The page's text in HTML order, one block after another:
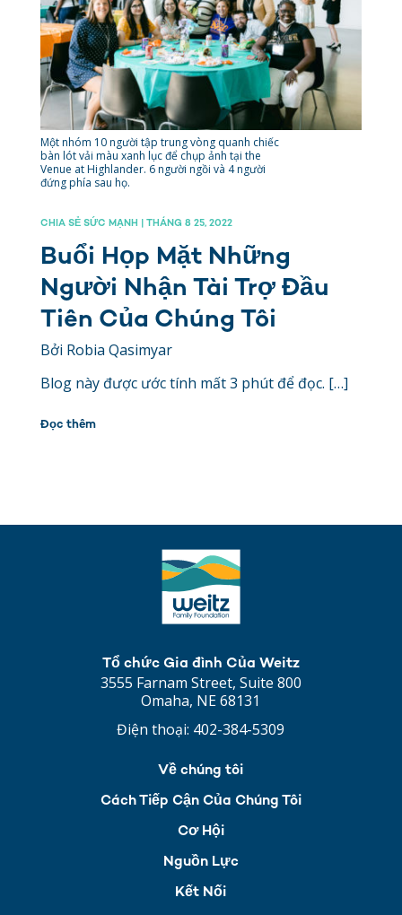
Một nhóm 10 người tập trung vòng quanh chiếc
bàn lót vải màu xanh lục để chụp ảnh tại the
Venue at Highlander. 6 người ngồi và 4 người
đứng phía sau họ.
CHIA SẺ SỨC MẠNH | THÁNG 8 25, 2022
Buổi Họp Mặt Những
Người Nhận Tài Trợ Đầu
Tiên Của Chúng Tôi
Bởi Robia Qasimyar
Blog này được ước tính mất 3 phút để đọc. […]
Đọc thêm
Tổ chức Gia đình Của Weitz
3555 Farnam Street, Suite 800
Omaha, NE 68131
Điện thoại: 402-384-5309
Về chúng tôi
Cách Tiếp Cận Của Chúng Tôi
Cơ Hội
Nguồn Lực
Kết Nối